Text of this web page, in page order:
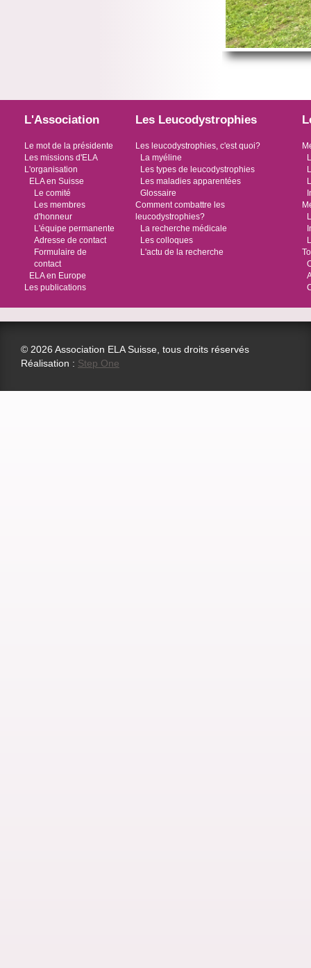
L'Association
Le mot de la présidente
Les missions d'ELA
L'organisation
ELA en Suisse
Le comité
Les membres
d'honneur
L'équipe permanente
Adresse de contact
Formulaire de
contact
ELA en Europe
Les publications
Les Leucodystrophies
Les leucodystrophies, c'est quoi?
La myéline
Les types de leucodystrophies
Les maladies apparentées
Glossaire
Comment combattre les
leucodystrophies?
La recherche médicale
Les colloques
L'actu de la recherche
© 2026 Association ELA Suisse, tous droits réservés
Réalisation : Step One